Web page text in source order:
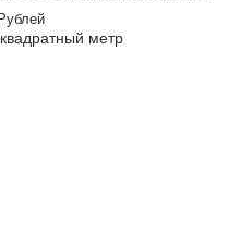
Рублей
метр